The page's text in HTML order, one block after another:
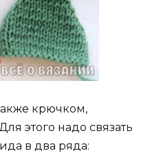
крючком,
этого надо связать
в два ряда: